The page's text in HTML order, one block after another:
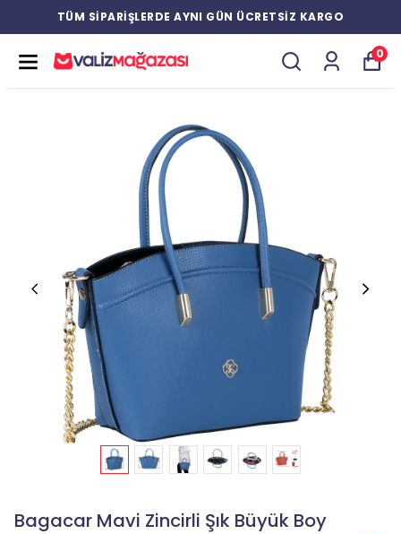
TÜM SİPARİŞLERDE AYNI GÜN ÜCRETSİZ KARGO
0
Bagacar Mavi Zincirli Şık Büyük Boy